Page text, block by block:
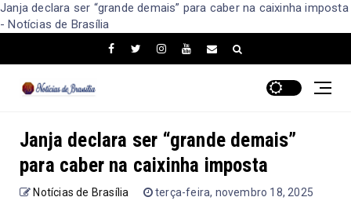
Janja declara ser “grande demais” para caber na caixinha imposta
- Notícias de Brasília
Janja declara ser “grande demais”
para caber na caixinha imposta
Notícias de Brasília terça-feira, novembro 18, 2025